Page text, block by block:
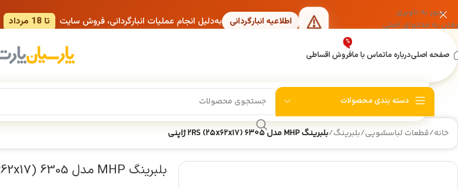
عبور به ناوبری
رفتن به محتوای اصلی
اطلاعیه انبارگردانی به‌دلیل انجام عملیات انبارگردانی، فروش سایت تا 18 مرداد
صفحه اصلیدرباره ماتماس با مافروش اقساطی
%
دسته بندی محصولات
خانه/قطعات لباسشویی/بلبرینگ/بلبرینگ MHP مدل 6305 2RS (25x62x17) ژاپنی
بلبرینگ MHP مدل 6305 2RS (25x62x17) ژاپنی